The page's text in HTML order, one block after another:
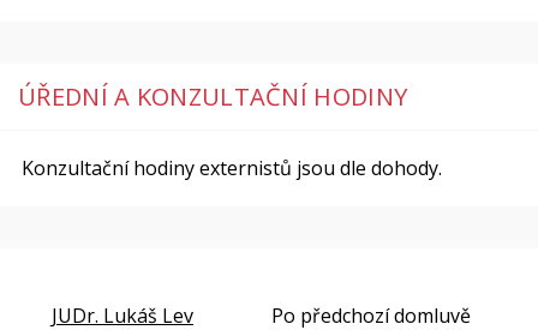
ÚŘEDNÍ A KONZULTAČNÍ HODINY
Konzultační hodiny externistů jsou dle dohody.
JUDr. Lukáš Lev
Po předchozí domluvě